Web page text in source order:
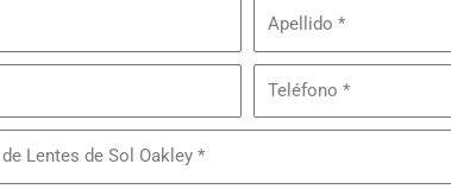
Apellido
Teléfono